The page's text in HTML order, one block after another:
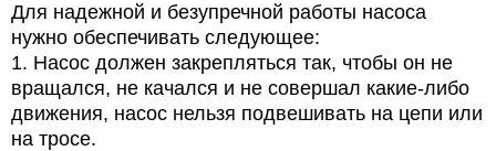
Для надежной и безупречной работы насоса
нужно обеспечивать следующее:
1. Насос должен закрепляться так, чтобы он не
вращался, не качался и не совершал какие-либо
движения, насос нельзя подвешивать на цепи или
на тросе.